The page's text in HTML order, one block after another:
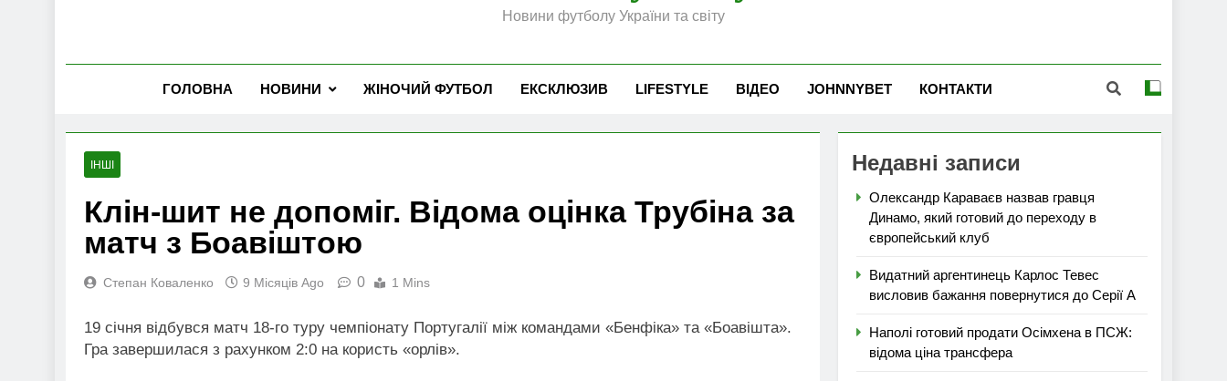
Новини футболу України та світу
ГОЛОВНА НОВИНИ ЖІНОЧИЙ ФУТБОЛ ЕКСКЛЮЗИВ LIFESTYLE ВІДЕО JOHNNYBET КОНТАКТИ
ІНШІ
Клін-шит не допоміг. Відома оцінка Трубіна за
матч з Боавіштою
Степан Коваленко 9 Місяців Ago 0 1 Mins
19 січня відбувся матч 18-го туру чемпіонату Португалії між командами «Бенфіка» та «Боавішта».
Гра завершилася з рахунком 2:0 на користь «орлів».
Недавні записи
Олександр Караваєв назвав гравця
Динамо, який готовий до переходу в
європейський клуб
Видатний аргентинець Карлос Тевес
висловив бажання повернутися до Серії А
Наполі готовий продати Осімхена в ПСЖ:
відома ціна трансфера